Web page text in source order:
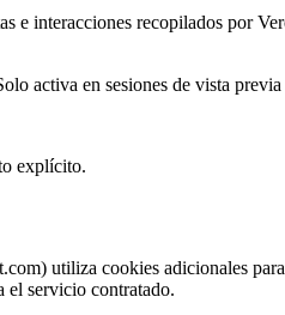
interacciones recopilados por
activa en sesiones de vista previa
explícito.
utiliza cookies adicionales
el servicio contratado.